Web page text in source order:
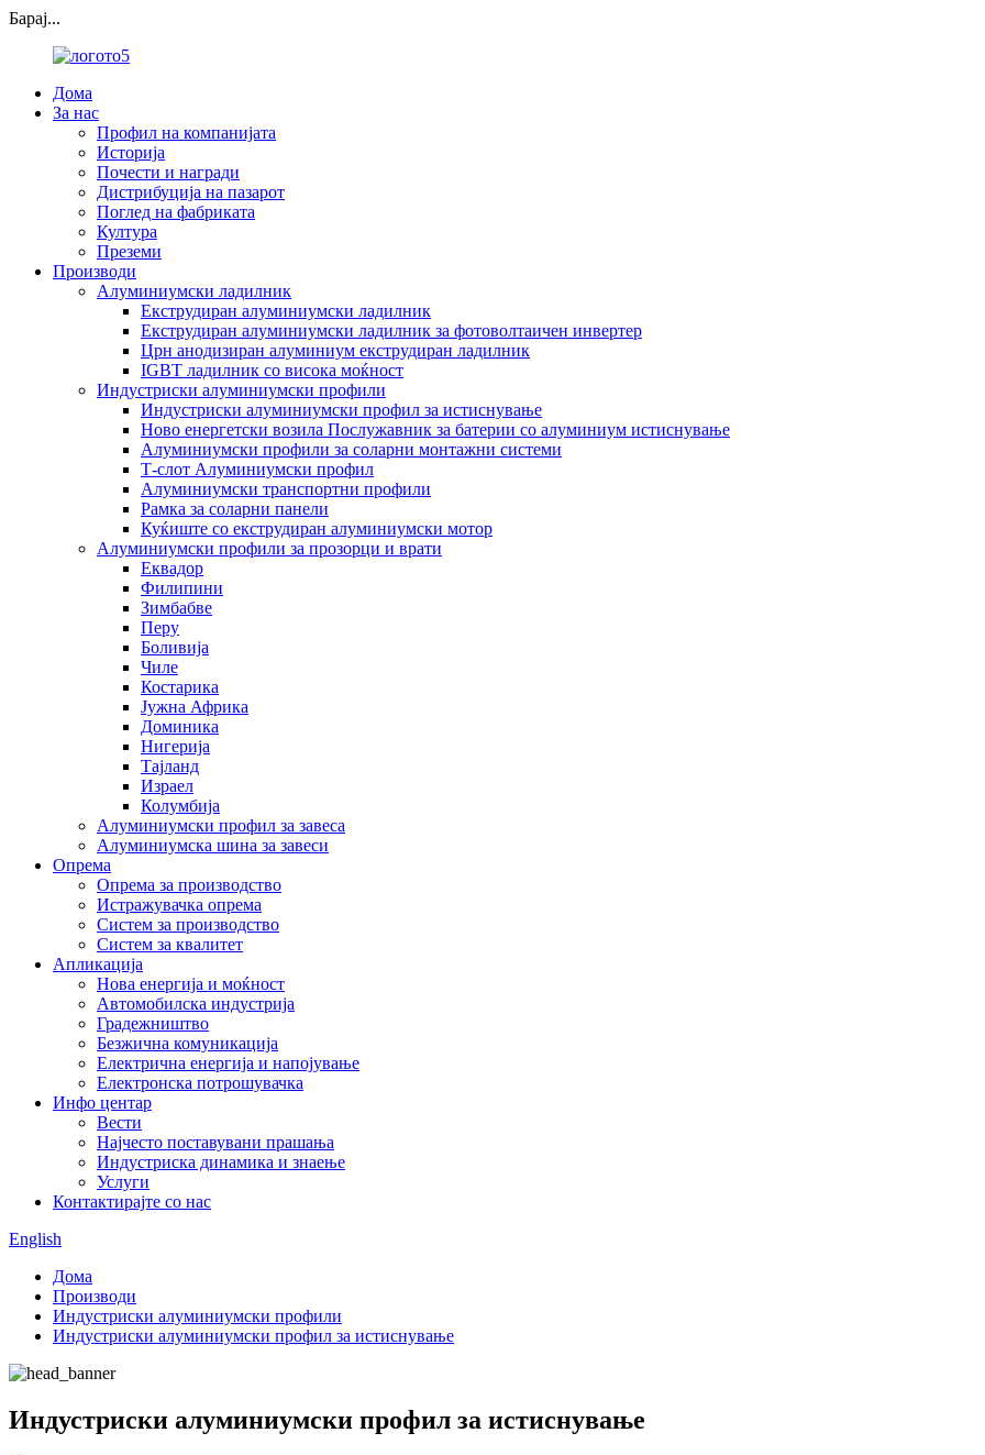
Барај...
Дома
За нас
Профил на компанијата
Историја
Почести и награди
Дистрибуција на пазарот
Поглед на фабриката
Култура
Преземи
Производи
Алуминиумски ладилник
Екструдиран алуминиумски ладилник
Екструдиран алуминиумски ладилник за фотоволтаичен инвертер
Црн анодизиран алуминиум екструдиран ладилник
IGBT ладилник со висока моќност
Индустриски алуминиумски профили
Индустриски алуминиумски профил за истиснување
Ново енергетски возила Послужавник за батерии со алуминиум истиснување
Алуминиумски профили за соларни монтажни системи
Т-слот Алуминиумски профил
Алуминиумски транспортни профили
Рамка за соларни панели
Куќиште со екструдиран алуминиумски мотор
Алуминиумски профили за прозорци и врати
Еквадор
Филипини
Зимбабве
Перу
Боливија
Чиле
Костарика
Јужна Африка
Доминика
Нигерија
Тајланд
Израел
Колумбија
Алуминиумски профил за завеса
Алуминиумска шина за завеси
Опрема
Опрема за производство
Истражувачка опрема
Систем за производство
Систем за квалитет
Апликација
Нова енергија и моќност
Автомобилска индустрија
Градежништво
Безжична комуникација
Електрична енергија и напојување
Електронска потрошувачка
Инфо центар
Вести
Најчесто поставувани прашања
Индустриска динамика и знаење
Услуги
Контактирајте со нас
English
Дома
Производи
Индустриски алуминиумски профили
Индустриски алуминиумски профил за истиснување
Индустриски алуминиумски профил за истиснување